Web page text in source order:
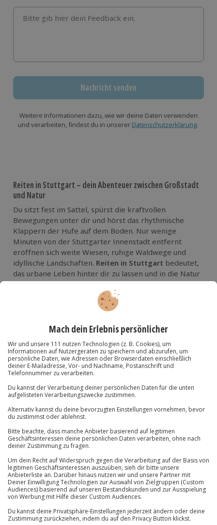
Bitte gib hier dein Feedback ein.
Nachricht senden
Weitere Informationen dazu, wie wir deine Daten verwenden
und verarbeiten, findest du in unserer Datenschutzerklärung.
Reiten in Stuttgart – dein Abenteuer zwischen Großstadt
und Natur
Du sitzt fest im Sattel, spürst die kraftvollen
Bewegungen unter dir und hörst das rhythmische
Klappern der Hufe auf dem Boden. Nur wenige
Minuten von der Stuttgarter Innenstadt entfernt
eröffnen sich weite Wiesen, ruhige Waldwege und
idyllische Landschaften. Reiten in Stuttgart bedeutet,
das urbane Leben hinter dir zu lassen und in die Natur
einzutauchen – Schritt für Schritt, Galopp für Galopp.
Ob du vom ersten Ausritt träumst, deine
Reitkenntnisse vertiefen möchtest oder ein
bietet vielfältige Möglichkeiten. Von
geführten Ausritten im Gelände über Reitunterricht für
Anfänger bis hin zu romantischen Ausritten für Paare
findest du hier das passende Pferdeerlebnis.
Die Region Stuttgart ist ideal für Reiterlebnisse.
Zwischen Streuobstwiesen, Wäldern und weiten
Feldern bieten sich abwechslungsreiche Strecken, die
sowohl für Einsteiger als auch für Fortgeschrittene
geeignet sind. Professionelle Einweisungen sorgen für
Sicherheit – selbst wenn du zum ersten Mal auf einem
Pferd sitzt.
Reiten ist mehr als nur Sport. Es stärkt das
Gleichgewicht, fördert die Koordination und
verbessert die Konzentration. Gleichzeitig wirkt der
Kontakt zum Pferd beruhigend und entschleunigend.
Studien zeigen, dass der Umgang mit Pferden Stress
reduzieren und das allgemeine Wohlbefinden steigern
kann. Diese Kombination machtReiten im Raum